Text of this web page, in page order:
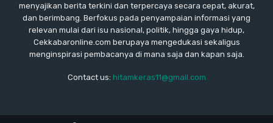
menyajikan berita terkini dan terpercaya secara cepat, akurat,
dan berimbang. Berfokus pada penyampaian informasi yang
relevan mulai dari isu nasional, politik, hingga gaya hidup,
Cekkabaronline.com berupaya mengedukasi sekaligus
menginspirasi pembacanya di mana saja dan kapan saja.
Contact us: hitamkeras11@gmail.com